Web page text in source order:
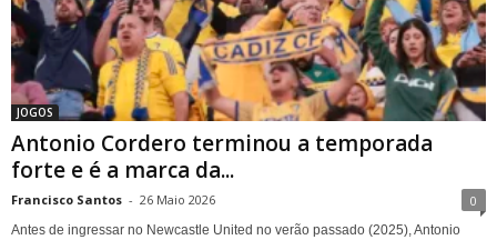
JOGOS
Antonio Cordero terminou a temporada
forte e é a marca da...
Francisco Santos - 26 Maio 2026 0
Antes de ingressar no Newcastle United no verão passado (2025), Antonio